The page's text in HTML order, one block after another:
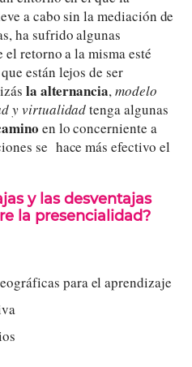
a cabo sin la mediación de
ha sufrido algunas
retorno a la misma esté
están lejos de ser
la alternancia,modelo
y virtualidadtenga algunas
en lo concerniente a
se hace más efectivo el
y las desventajas
la presencialidad?
para el aprendizaje